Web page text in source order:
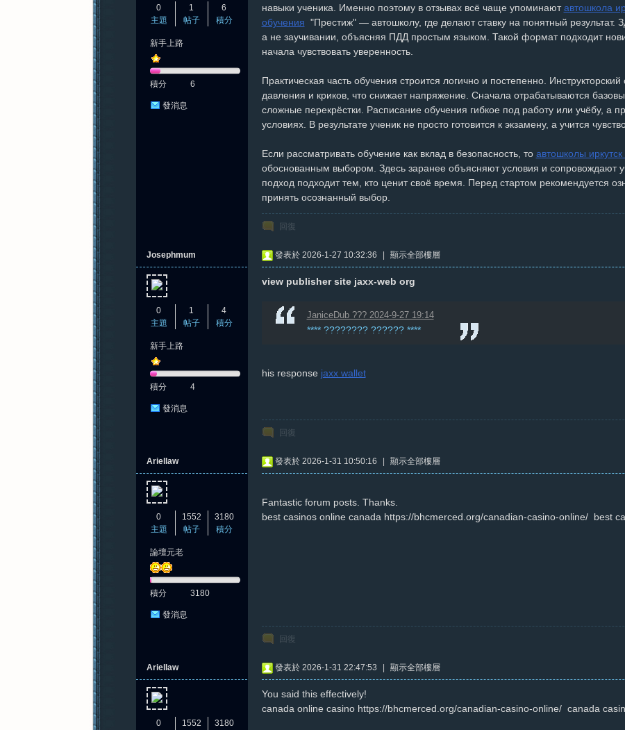
0
主題
1
帖子
6
積分
新手上路
積分 6
發消息
навыки ученика. Именно поэтому в отзывах всё чаще упоминаютавтошкола
обучения "Престиж" — автошколу, где делают ставку на понятный результат.
а не заучивании, объясняя ПДД простым языком. Такой формат подходит
начала чувствовать уверенность.
Практическая часть обучения строится логично и постепенно.
давления и криков, что снижает напряжение. Сначала отрабатываются
сложные перекрёстки. Расписание обучения гибкое под работу или учёбу, а
условиях. В результате ученик не просто готовится к экзамену, а учится
Если рассматривать обучение как вклад в безопасность, то автошколы
обоснованным выбором. Здесь заранее объясняют условия и сопровождают
подход подходит тем, кто ценит своё время. Перед стартом рекомендуется
принять осознанный выбор.
回復
Josephmum
0
主題
1
帖子
4
積分
新手上路
積分 4
發消息
發表於 2026-1-27 10:32:36 顯示全部樓層
view publisher site jaxx-web org
JaniceDub ??? 2024-9-27 19:14
**** ???????? ?????? ****
his response jaxx wallet
回復
Ariellaw
0
主題
1552
帖子
3180
積分
論壇元老
積分 3180
發消息
發表於 2026-1-31 10:50:16 顯示全部樓層
Fantastic forum posts. Thanks.
best casinos online canada https://bhcmerced.org/canadian-casino-online/ best
回復
Ariellaw
0
1552
3180
發表於 2026-1-31 22:47:53 顯示全部樓層
You said this effectively!
canada online casino https://bhcmerced.org/canadian-casino-online/ canada